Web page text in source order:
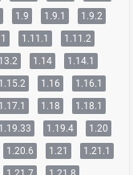
1.9 1.9.1
1.9.2
1.11.1
1.11.2
1.14
1.14.1
1.15.2 1.16
1.16.1
1.17.1 1.18
1.18.1
1.19.33 1.19.4
1.20
1.20.6 1.21
1.21.1